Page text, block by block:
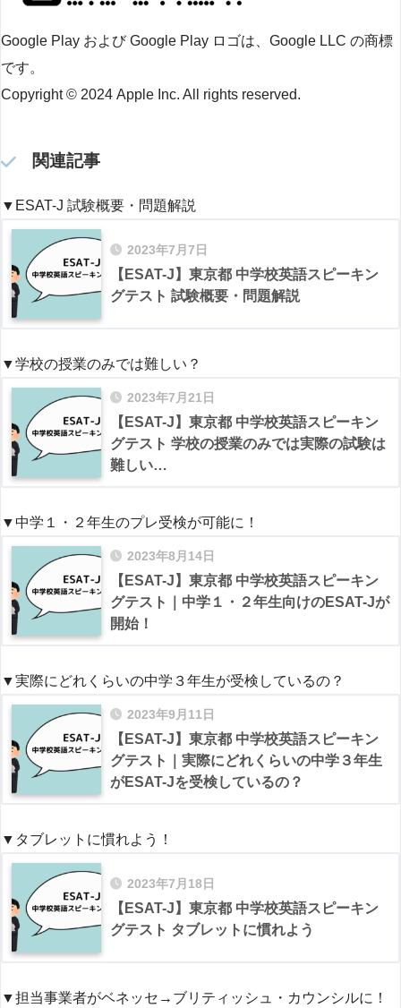
Google Play および Google Play ロゴは、Google LLC の商標
です。
Copyright © 2024 Apple Inc. All rights reserved.
関連記事
▼ESAT-J 試験概要・問題解説
2023年7月7日
【ESAT-J】東京都 中学校英語スピーキン
グテスト 試験概要・問題解説
▼学校の授業のみでは難しい？
2023年7月21日
【ESAT-J】東京都 中学校英語スピーキン
グテスト 学校の授業のみでは実際の試験は
難しい…
▼中学１・２年生のプレ受検が可能に！
2023年8月14日
【ESAT-J】東京都 中学校英語スピーキン
グテスト｜中学１・２年生向けのESAT-Jが
開始！
▼実際にどれくらいの中学３年生が受検しているの？
2023年9月11日
【ESAT-J】東京都 中学校英語スピーキン
グテスト｜実際にどれくらいの中学３年生
がESAT-Jを受検しているの？
▼タブレットに慣れよう！
2023年7月18日
【ESAT-J】東京都 中学校英語スピーキン
グテスト タブレットに慣れよう
▼担当事業者がベネッセ→ブリティッシュ・カウンシルに！